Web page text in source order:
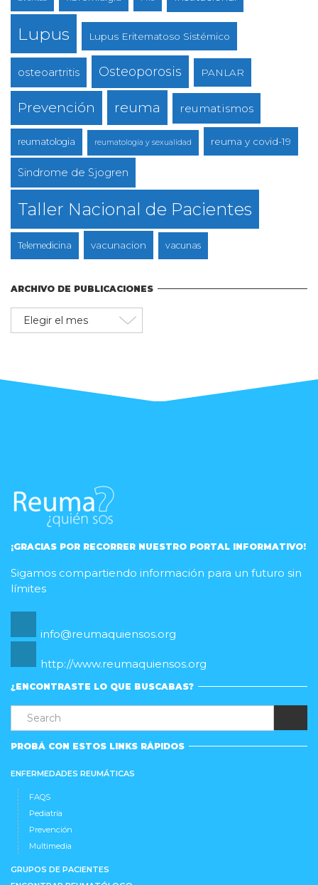
Lupus Lupus Eritematoso Sistémico
osteoartritis Osteoporosis PANLAR
Prevención reuma reumatismos
reumatologia reumatologia y sexualidad reuma y covid-19
Sindrome de Sjogren
Taller Nacional de Pacientes
Telemedicina vacunacion vacunas
ARCHIVO DE PUBLICACIONES
Archivo
de
¡GRACIAS POR RECORRER NUESTRO PORTAL INFORMATIVO!
Sigamos compartiendo información para un futuro sin
límites
info@reumaquiensos.org
http://www.reumaquiensos.org
¿ENCONTRASTE LO QUE BUSCABAS?
PROBÁ CON ESTOS LINKS RÁPIDOS
ENFERMEDADES REUMÁTICAS
FAQS
Pediatría
Prevención
Multimedia
GRUPOS DE PACIENTES